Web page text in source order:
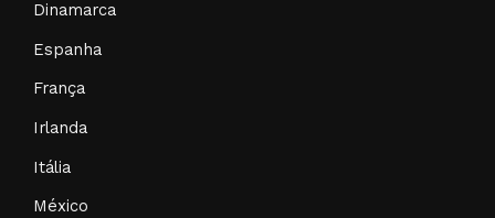
Dinamarca
Espanha
França
Irlanda
Itália
México